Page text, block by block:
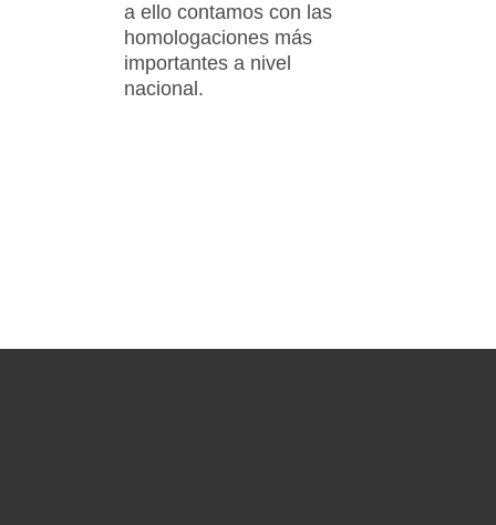
a ello contamos con las
homologaciones más
importantes a nivel
nacional.